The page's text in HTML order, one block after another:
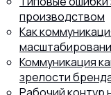
производством
Как
Коммуникация
зрелости